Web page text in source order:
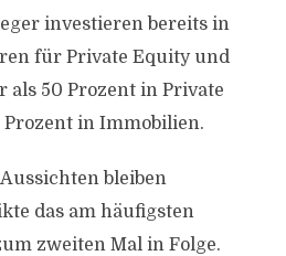
investieren bereits in
für Private Equity und
50 Prozent in Private
in Immobilien.
bleiben
das am häufigsten
zweiten Mal in Folge.